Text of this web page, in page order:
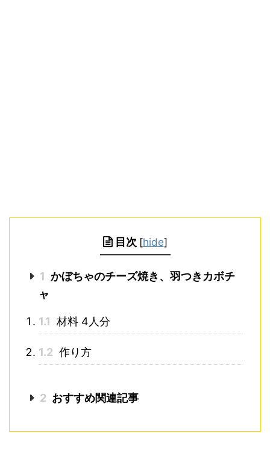
目次 [hide]
1 かぼちゃのチーズ焼き、羽つきカボチ
ャ
1.1 材料 4人分
1.2 作り方
2 おすすめ関連記事